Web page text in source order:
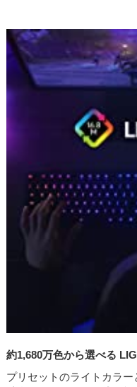
約1,680万色から選べる
プリセットのライトカラ